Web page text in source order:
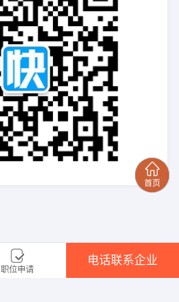
职位申请
电话联系企业